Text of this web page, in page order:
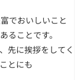
でおいしいこと
ることです。
先に挨拶をしてく
とにも